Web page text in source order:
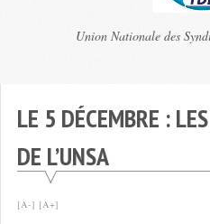
TDF
Union Nationale des
LE 5 DÉCEMBRE :
DE L’UNSA
[A-] [A+]